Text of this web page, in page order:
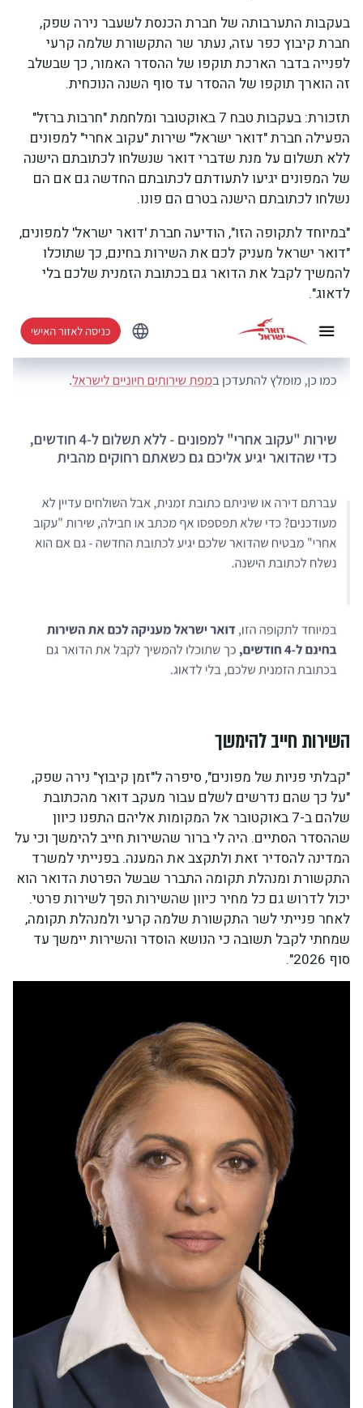
בעקבות התערבותה של חברת הכנסת לשעבר נירה שפק,
חברת קיבוץ כפר עזה, נעתר שר התקשורת שלמה קרעי
לפנייה בדבר הארכת תוקפו של ההסדר האמור, כך שבשלב
זה הוארך תוקפו של ההסדר עד סוף השנה הנוכחית.
תזכורת: בעקבות טבח 7 באוקטובר ומלחמת "חרבות ברזל"
הפעילה חברת "דואר ישראל" שירות "עקוב אחרי" למפונים
ללא תשלום על מנת שדברי דואר שנשלחו לכתובתם הישנה
של המפונים יגיעו לתעודתם לכתובתם החדשה גם אם הם
נשלחו לכתובתם הישנה בטרם הם פונו.
"במיוחד לתקופה הזו", הודיעה חברת 'דואר ישראל' למפונים,
"דואר ישראל מעניק לכם את השירות בחינם, כך שתוכלו
להמשיך לקבל את הדואר גם בכתובת הזמנית שלכם בלי
לדאוג".
השירות חייב להימשך
"קבלתי פניות של מפונים", סיפרה ל"זמן קיבוץ" נירה שפק,
"על כך שהם נדרשים לשלם עבור מעקב דואר מהכתובת
שלהם ב-7 באוקטובר אל המקומות אליהם התפנו כיוון
שההסדר הסתיים. היה לי ברור שהשירות חייב להימשך וכי על
המדינה להסדיר זאת ולתקצב את המענה. בפנייתי למשרד
התקשורת ומנהלת תקומה התברר שבשל הפרטת הדואר הוא
יכול לדרוש גם כל מחיר כיוון שהשירות הפך לשירות פרטי.
לאחר פנייתי לשר התקשורת שלמה קרעי ולמנהלת תקומה,
שמחתי לקבל תשובה כי הנושא הוסדר והשירות יימשך עד
סוף 2026".